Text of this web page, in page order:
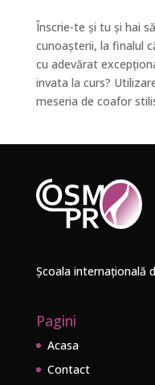
Înscrie-te și tu și hai
cunoașterii, la finalul
cu adevărat
invata la curs?
meseria de coafor
Școala internațională
Pagini
Acasa
Contact